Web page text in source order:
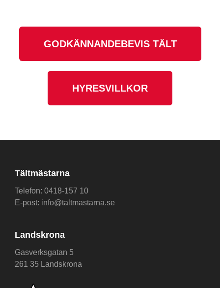
GODKÄNNANDEBEVIS TÄLT
HYRESVILLKOR
Tältmästarna
Telefon: 0418-157 10
E-post: info@taltmastarna.se
Landskrona
Gasverksgatan 5
261 35 Landskrona